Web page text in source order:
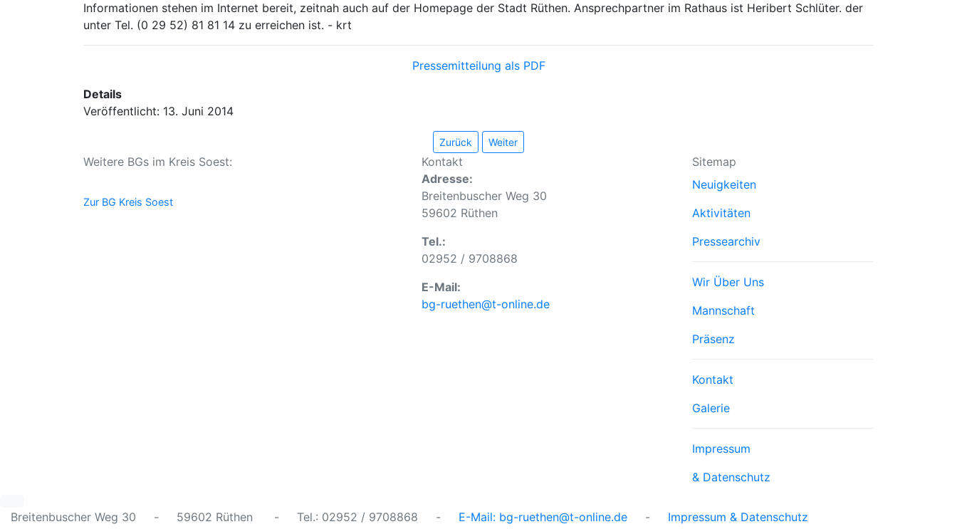
Informationen stehen im Internet bereit, zeitnah auch auf der Homepage der Stadt Rüthen. Ansprechpartner im Rathaus ist Heribert Schlüter. der
unter Tel. (0 29 52) 81 81 14 zu erreichen ist. - krt
Pressemitteilung als PDF
Details
Veröffentlicht: 13. Juni 2014
Zurück Weiter
Weitere BGs im Kreis Soest:
Zur BG Kreis Soest
Kontakt
Adresse:
Breitenbuscher Weg 30
59602 Rüthen
Tel.:
02952 / 9708868
E-Mail:
bg-ruethen@t-online.de
Sitemap
Neuigkeiten
Aktivitäten
Pressearchiv
Trenner3
Wir Über Uns
Mannschaft
Präsenz
Trenner4
Kontakt
Galerie
Trenner 5
Impressum
& Datenschutz
Breitenbuscher Weg 30 - 59602 Rüthen - Tel.: 02952 / 9708868 - E-Mail: bg-ruethen@t-online.de - Impressum & Datenschutz